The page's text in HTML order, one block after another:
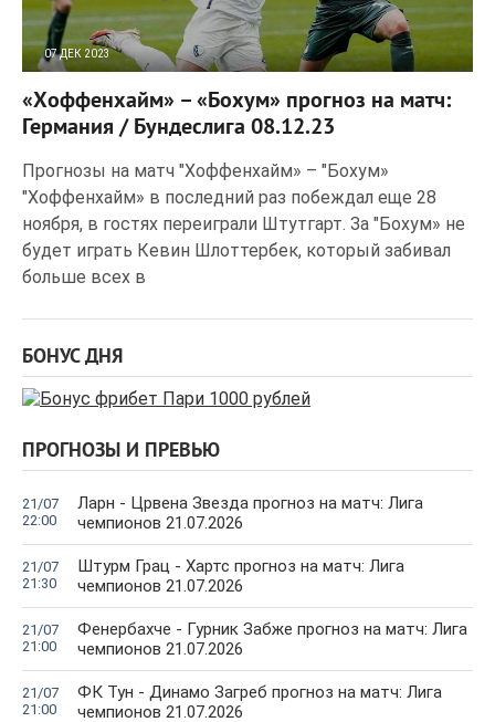
07 ДЕК 2023
«Хоффенхайм» – «Бохум» прогноз на матч:
Германия / Бундеслига 08.12.23
Прогнозы на матч "Хоффенхайм» – "Бохум»
"Хоффенхайм» в последний раз побеждал еще 28
ноября, в гостях переиграли Штутгарт. За "Бохум» не
будет играть Кевин Шлоттербек, который забивал
больше всех в
БОНУС ДНЯ
ПРОГНОЗЫ И ПРЕВЬЮ
21/07
22:00
Ларн - Црвена Звезда прогноз на матч: Лига
чемпионов 21.07.2026
21/07
21:30
Штурм Грац - Хартс прогноз на матч: Лига
чемпионов 21.07.2026
21/07
21:00
Фенербахче - Гурник Забже прогноз на матч: Лига
чемпионов 21.07.2026
21/07
21:00
ФК Тун - Динамо Загреб прогноз на матч: Лига
чемпионов 21.07.2026